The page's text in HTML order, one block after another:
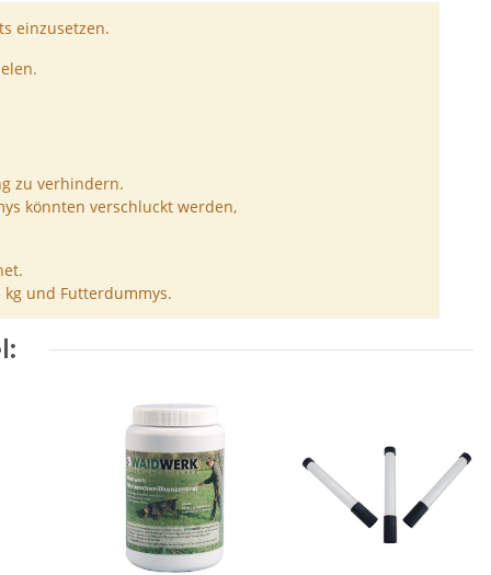
einzusetzen.
zu verhindern.
könnten verschluckt werden,
kg und Futterdummys.